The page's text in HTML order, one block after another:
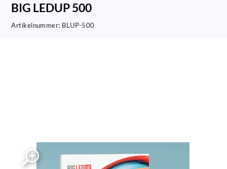
BIG LEDUP 500
Artikelnummer: BLUP-500